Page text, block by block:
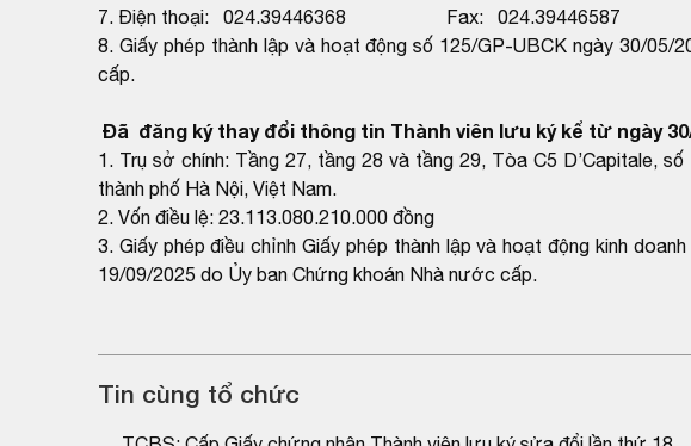
7. Điện thoại: 024.39446368 Fax: 024.39446587
8. Giấy phép thành lập và hoạt động số 125/GP-UBCK ngày 30/05/
cấp.
Đã đăng ký thay đổi thông tin Thành viên lưu ký kể từ ngày
1. Trụ sở chính: Tầng 27, tầng 28 và tầng 29, Tòa C5 D’Capitale,
thành phố Hà Nội, Việt Nam.
2. Vốn điều lệ: 23.113.080.210.000 đồng
3. Giấy phép điều chỉnh Giấy phép thành lập và hoạt động kinh
19/09/2025 do Ủy ban Chứng khoán Nhà nước cấp.
Tin cùng tổ chức